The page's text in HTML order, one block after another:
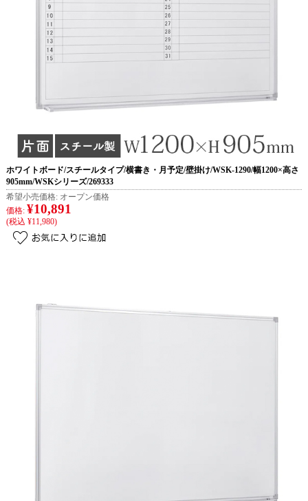
ホワイトボード/スチールタイプ/横書き・月予定/壁掛け/WSK-1290/幅1200×高さ
905mm/WSKシリーズ/269333
希望小売価格: オープン価格
価格: ¥10,891
(税込 ¥11,980)